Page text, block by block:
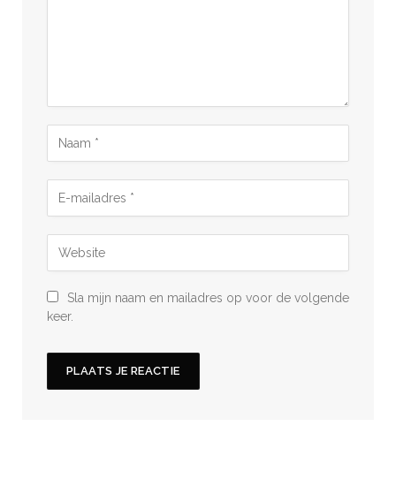
Sla mijn naam en mailadres op voor de volgende
keer.